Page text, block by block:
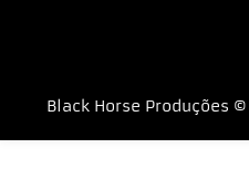
Black Horse Produções ©